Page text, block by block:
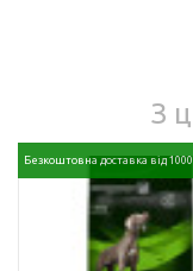
З
Безкоштовна доставка від 1000